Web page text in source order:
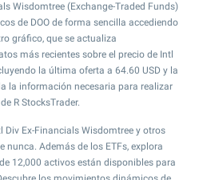
Wisdomtree (Exchange-Traded Funds)
de DOO de forma sencilla accediendo
gráfico, que se actualiza
más recientes sobre el precio de Intl
la última oferta a 64.60 USD y la
la información necesaria para realizar
R StocksTrader.
Div Ex-Financials Wisdomtree y otros
Además de los ETFs, explora
12,000 activos están disponibles para